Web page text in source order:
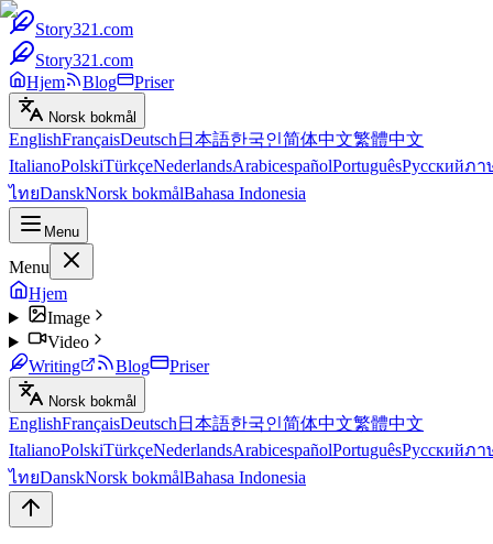
Story321.com
Story321.com
Hjem
Blog Priser
Norsk bokmål
EnglishFrançaisDeutsch 日本語한국인简体中文繁體中文
ItalianoPolskiTürkçeNederlandsArabicespañolPortuguêsРусскийภา
ไทยDanskNorsk bokmålBahasa Indonesia
Menu
Menu
Hjem
Image
Video
Writing
Blog Priser
Norsk bokmål
EnglishFrançaisDeutsch 日本語한국인简体中文繁體中文
ItalianoPolskiTürkçeNederlandsArabicespañolPortuguêsРусскийภา
ไทยDanskNorsk bokmålBahasa Indonesia